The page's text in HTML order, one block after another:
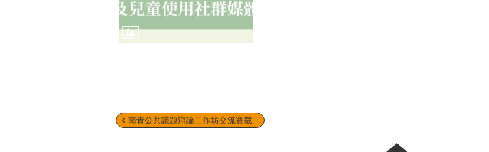
南青公共議題辯論工作坊交流賽裁...